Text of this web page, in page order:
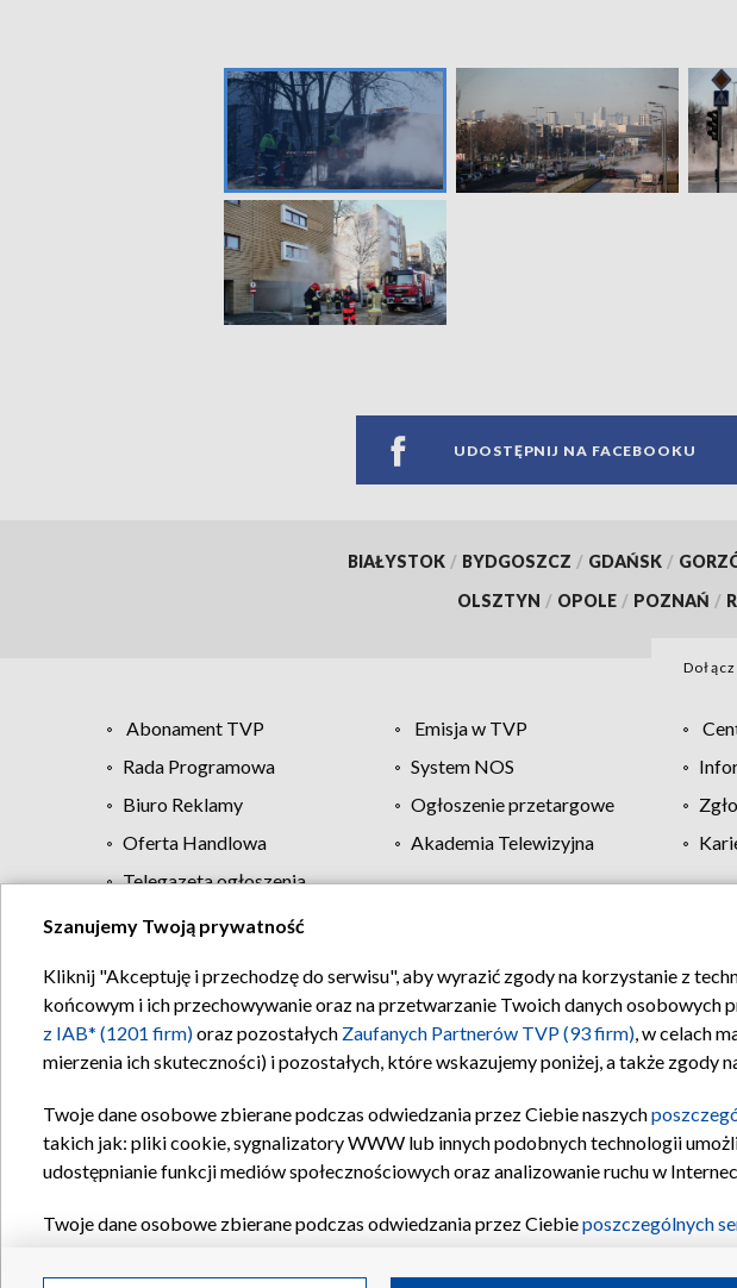
UDOSTĘPNIJ NA FACEBOOKU
BIAŁYSTOK / BYDGOSZCZ / GDAŃSK /
OLSZTYN / OPOLE / POZNAŃ /
Abonament TVP Emisja w TVP
Rada Programowa
System NOS
Biuro Reklamy
Ogłoszenie przetargowe
Oferta Handlowa
Akademia Telewizyjna
Telegazeta ogłoszenia
Regulamin TVP Polityka prywatności
Szanujemy Twoją prywatność
Kliknij "Akceptuję i przechodzę do serwisu", aby wyrazić zgody na korzystanie z
końcowym i ich przechowywanie oraz na przetwarzanie Twoich danych osobowych
z IAB* (1201 firm)oraz pozostałych Zaufanych Partnerów TVP (93 firm), w celach
mierzenia ich skuteczności) i pozostałych, które wskazujemy poniżej, a także zgody
Twoje dane osobowe zbierane podczas odwiedzania przez Ciebie naszych
takich jak: pliki cookie, sygnalizatory WWW lub innych podobnych technologii
udostępnianie funkcji mediów społecznościowych oraz analizowanie ruchu w
Twoje dane osobowe zbierane podczas odwiedzania przez Ciebieposzczególnych
Partnerów TVPdla realizacji następujących celów i funkcji: przechowywania